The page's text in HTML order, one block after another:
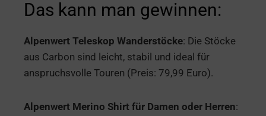
Das kann man gewinnen:
Alpenwert Teleskop Wanderstöcke: Die Stöcke
aus Carbon sind leicht, stabil und ideal für
anspruchsvolle Touren (Preis: 79,99 Euro).
Alpenwert Merino Shirt für Damen oder Herren: